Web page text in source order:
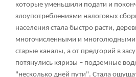
которые уменьшили подати и
злоупотреблениями налоговых
населения стала быстро расти,
многочисленными и
старые каналы, а от предгорий в
потянулись кяризы – подземные
"несколько дней пути". Стала